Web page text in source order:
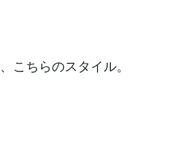
こちらのスタイル。